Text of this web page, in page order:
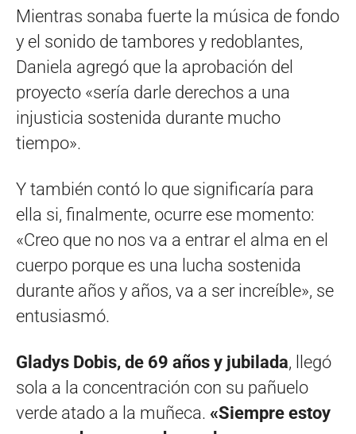
Mientras sonaba fuerte la música de fondo
y el sonido de tambores y redoblantes,
Daniela agregó que la aprobación del
proyecto «sería darle derechos a una
injusticia sostenida durante mucho
tiempo».
Y también contó lo que significaría para
ella si, finalmente, ocurre ese momento:
«Creo que no nos va a entrar el alma en el
cuerpo porque es una lucha sostenida
durante años y años, va a ser increíble», se
entusiasmó.
Gladys Dobis, de 69 años y jubilada, llegó
sola a la concentración con su pañuelo
verde atado a la muñeca. «Siempre estoy